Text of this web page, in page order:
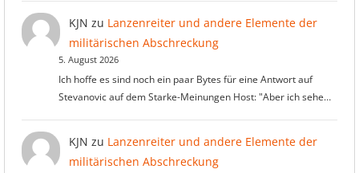
KJN zu Lanzenreiter und andere Elemente der
militärischen Abschreckung
5. August 2026
Ich hoffe es sind noch ein paar Bytes für eine Antwort auf
Stevanovic auf dem Starke-Meinungen Host: "Aber ich sehe…
KJN zu Lanzenreiter und andere Elemente der
militärischen Abschreckung